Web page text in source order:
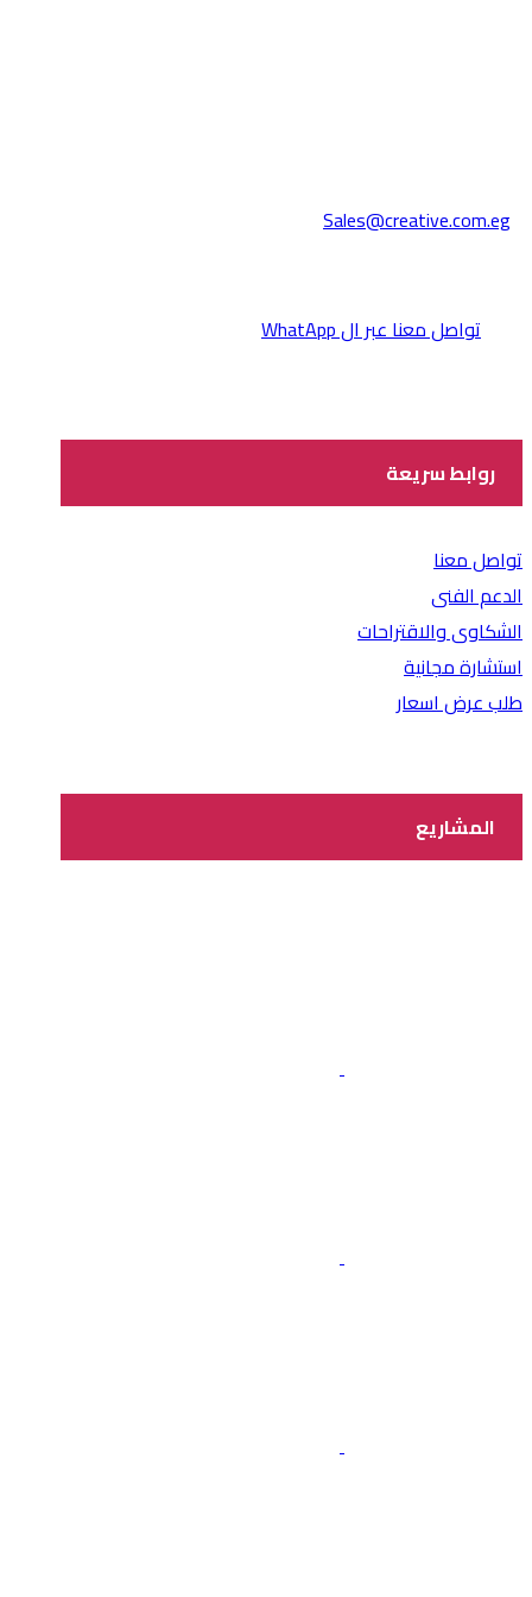
Sales@creative.com.eg
تواصل معنا عبر ال WhatApp
روابط سريعة
تواصل معنا
الدعم الفنى
الشكاوى والاقتراحات
استشارة مجانية
طلب عرض اسعار
المشاريع